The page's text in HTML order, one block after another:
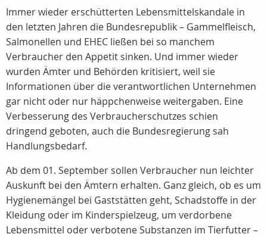
Immer wieder erschütterten Lebensmittelskandale in
den letzten Jahren die Bundesrepublik – Gammelfleisch,
Salmonellen und EHEC ließen bei so manchem
Verbraucher den Appetit sinken. Und immer wieder
wurden Ämter und Behörden kritisiert, weil sie
Informationen über die verantwortlichen Unternehmen
gar nicht oder nur häppchenweise weitergaben. Eine
Verbesserung des Verbraucherschutzes schien
dringend geboten, auch die Bundesregierung sah
Handlungsbedarf.
Ab dem 01. September sollen Verbraucher nun leichter
Auskunft bei den Ämtern erhalten. Ganz gleich, ob es um
Hygienemängel bei Gaststätten geht, Schadstoffe in der
Kleidung oder im Kinderspielzeug, um verdorbene
Lebensmittel oder verbotene Substanzen im Tierfutter –